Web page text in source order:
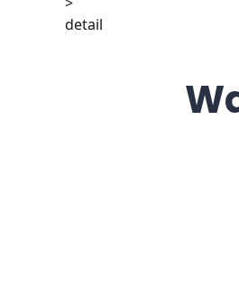
detail